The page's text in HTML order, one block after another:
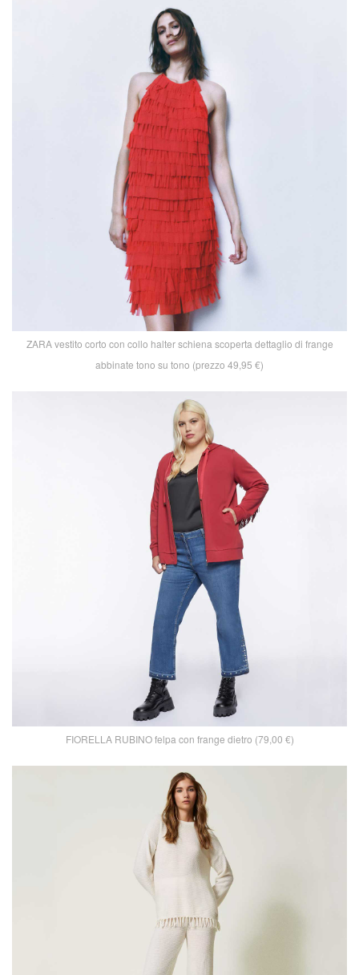
ZARA vestito corto con collo halter schiena scoperta dettaglio di frange
abbinate tono su tono (prezzo 49,95 €)
FIORELLA RUBINO felpa con frange dietro (79,00 €)